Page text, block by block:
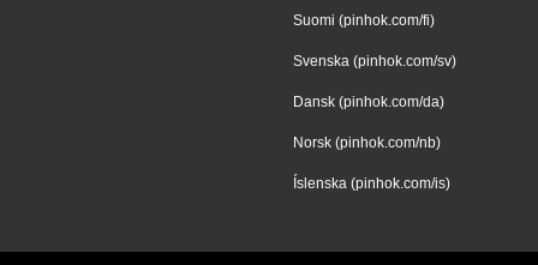
Suomi (pinhok.com/fi)
Svenska (pinhok.com/sv)
Dansk (pinhok.com/da)
Norsk (pinhok.com/nb)
Íslenska (pinhok.com/is)